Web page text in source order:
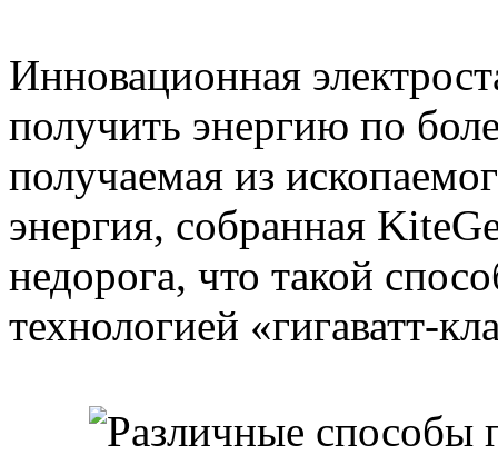
Инновационная
получить энергию по
получаемая из
энергия, собранная
недорога, что такой
технологией «гигаватт-